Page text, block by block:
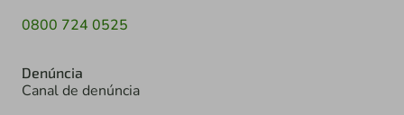
0800 724 0525
Denúncia
Canal de denúncia